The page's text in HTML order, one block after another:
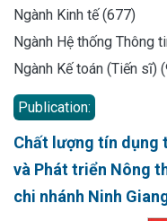
Ngành Kinh tế (677)
Ngành Hệ thống Thông
Ngành Kế toán (Tiến sĩ)
Publication:
Chất lượng tín dụng
và Phát triển Nông
chi nhánh Ninh